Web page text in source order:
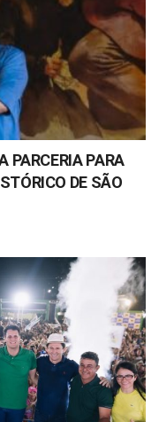
PARCERIA PARA
DE SÃO